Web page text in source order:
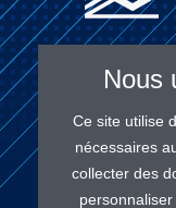
Nous
Ce site utilise
nécessaires
collecter des